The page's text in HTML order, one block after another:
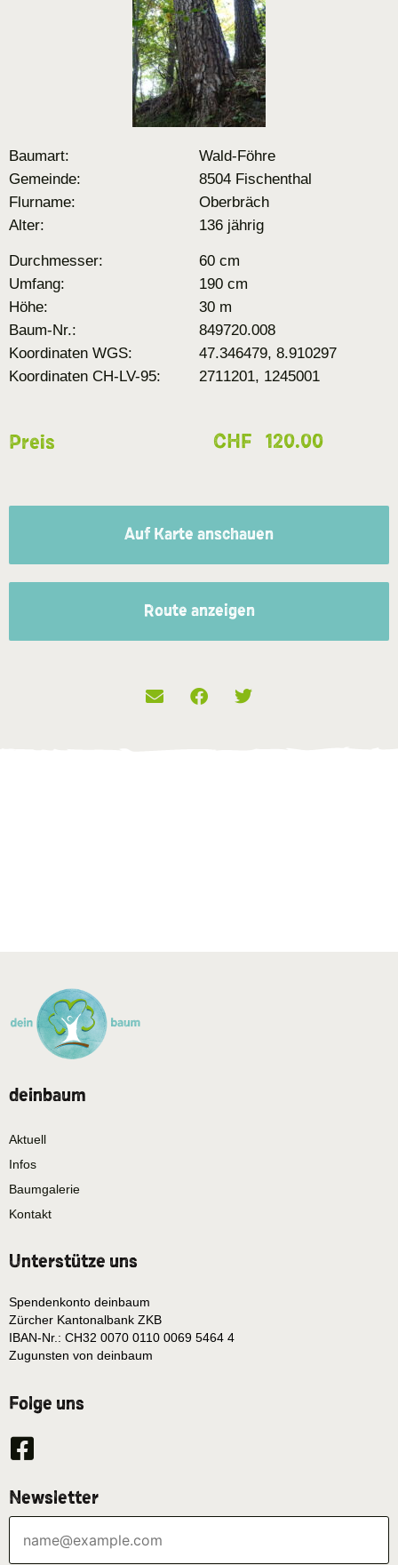
Baumart:
Wald-Föhre
Gemeinde:
8504 Fischenthal
Flurname:
Oberbräch
Alter:
136 jährig
Durchmesser:
60 cm
Umfang:
190 cm
Höhe:
30 m
Baum-Nr.:
849720.008
Koordinaten WGS:
47.346479, 8.910297
Koordinaten CH-LV-95:
2711201, 1245001
Preis CHF 120.00
Auf Karte anschauen
Route anzeigen
deinbaum
Aktuell
Infos
Baumgalerie
Kontakt
Unterstütze uns
Spendenkonto deinbaum
Zürcher Kantonalbank ZKB
IBAN-Nr.: CH32 0070 0110 0069 5464 4
Zugunsten von deinbaum
Folge uns
Newsletter